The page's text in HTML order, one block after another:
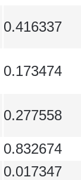
0.416337
0.173474
0.277558
0.832674
0.017347